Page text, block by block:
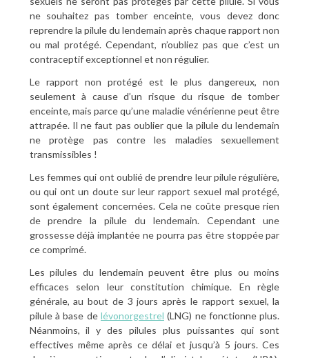
ne souhaitez pas tomber enceinte, vous devez donc
reprendre la pilule du lendemain après chaque rapport non
ou mal protégé. Cependant, n’oubliez pas que c’est un
contraceptif exceptionnel et non régulier.
Le rapport non protégé est le plus dangereux, non
seulement à cause d’un risque du risque de tomber
enceinte, mais parce qu’une maladie vénérienne peut être
attrapée. Il ne faut pas oublier que la pilule du lendemain
ne protège pas contre les maladies sexuellement
transmissibles !
Les femmes qui ont oublié de prendre leur pilule régulière,
ou qui ont un doute sur leur rapport sexuel mal protégé,
sont également concernées. Cela ne coûte presque rien
de prendre la pilule du lendemain. Cependant une
grossesse déjà implantée ne pourra pas être stoppée par
ce comprimé.
Les pilules du lendemain peuvent être plus ou moins
efficaces selon leur constitution chimique. En règle
générale, au bout de 3 jours après le rapport sexuel, la
pilule à base de lévonorgestrel (LNG) ne fonctionne plus.
Néanmoins, il y des pilules plus puissantes qui sont
effectives même après ce délai et jusqu’à 5 jours. Ces